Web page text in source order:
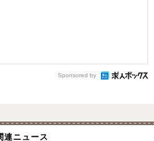
Sponsored by
連ニュース